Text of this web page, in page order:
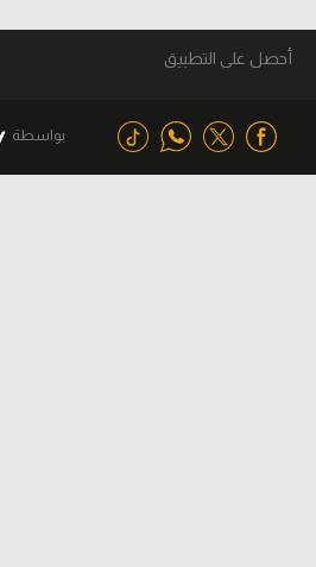
أحصل على التطبيق
بواسطة